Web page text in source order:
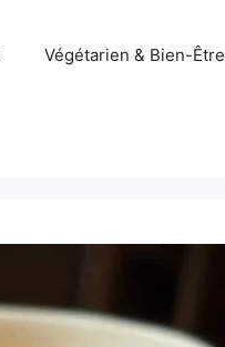
Végétarien & Bien-Être